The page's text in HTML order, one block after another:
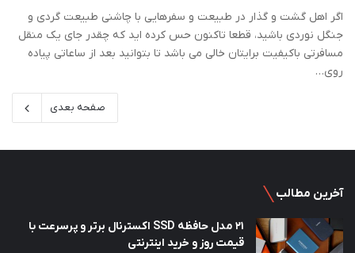
اگر اهل گشت و گذار در طبیعت و سفرهایی با چاشنی طبیعت گردی و
جنگل نوردی باشید، قطعا تاکنون حس کرده اید که چقدر جای یک منقل
مسافرتی باکیفیت برایتان خالی می باشد تا بتوانید بعد از ساعاتی پیاده
روی…
صفحه بعدی
آخرین مطالب
21 مدل حافظه SSD اکسترنال برتر و پرسرعت با
قیمت روز و خرید اینترنتی